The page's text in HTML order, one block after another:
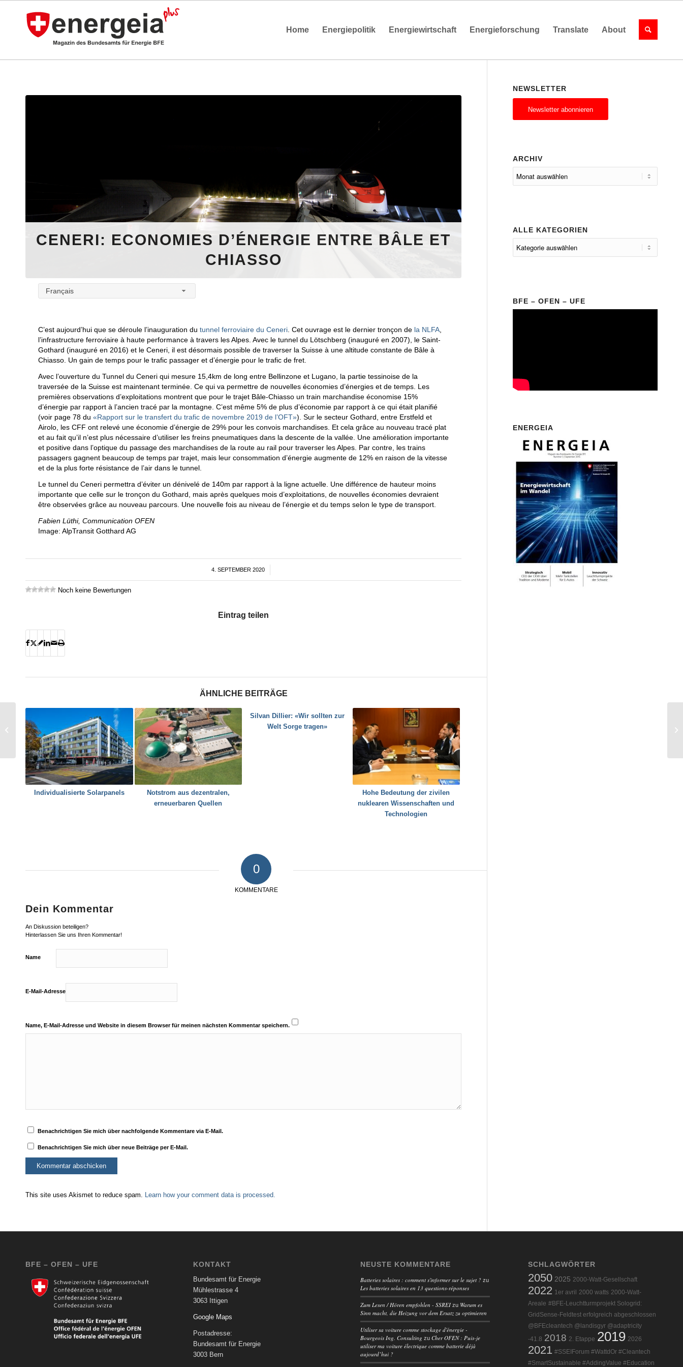
Home Energiepolitik Energiewirtschaft Energieforschung Translate About
CENERI: ECONOMIES D’ÉNERGIE ENTRE BÂLE ET
CHIASSO
Français
C’est aujourd’hui que se déroule l’inauguration du tunnel ferroviaire du Ceneri. Cet ouvrage est le dernier tronçon de la NLFA,
l’infrastructure ferroviaire à haute performance à travers les Alpes. Avec le tunnel du Lötschberg (inauguré en 2007), le Saint-
Gothard (inauguré en 2016) et le Ceneri, il est désormais possible de traverser la Suisse à une altitude constante de Bâle à
Chiasso. Un gain de temps pour le trafic passager et d’énergie pour le trafic de fret.
Avec l’ouverture du Tunnel du Ceneri qui mesure 15,4km de long entre Bellinzone et Lugano, la partie tessinoise de la
traversée de la Suisse est maintenant terminée. Ce qui va permettre de nouvelles économies d’énergies et de temps. Les
premières observations d’exploitations montrent que pour le trajet Bâle-Chiasso un train marchandise économise 15%
d’énergie par rapport à l’ancien tracé par la montagne. C’est même 5% de plus d’économie par rapport à ce qui était planifié
(voir page 78 du «Rapport sur le transfert du trafic de novembre 2019 de l’OFT»). Sur le secteur Gothard, entre Erstfeld et
Airolo, les CFF ont relevé une économie d’énergie de 29% pour les convois marchandises. Et cela grâce au nouveau tracé plat
et au fait qu’il n’est plus nécessaire d’utiliser les freins pneumatiques dans la descente de la vallée. Une amélioration importante
et positive dans l’optique du passage des marchandises de la route au rail pour traverser les Alpes. Par contre, les trains
passagers gagnent beaucoup de temps par trajet, mais leur consommation d’énergie augmente de 12% en raison de la vitesse
et de la plus forte résistance de l’air dans le tunnel.
Le tunnel du Ceneri permettra d’éviter un dénivelé de 140m par rapport à la ligne actuelle. Une différence de hauteur moins
importante que celle sur le tronçon du Gothard, mais après quelques mois d’exploitations, de nouvelles économies devraient
être observées grâce au nouveau parcours. Une nouvelle fois au niveau de l’énergie et du temps selon le type de transport.
Fabien Lüthi, Communication OFEN
Image: AlpTransit Gotthard AG
4. SEPTEMBER 2020
/
Noch keine Bewertungen
Eintrag teilen
ÄHNLICHE BEITRÄGE
Individualisierte Solarpanels
Notstrom aus dezentralen,
erneuerbaren Quellen
Silvan Dillier: «Wir sollten zur
Welt Sorge tragen»
Hohe Bedeutung der zivilen
nuklearen Wissenschaften und
Technologien
0
KOMMENTARE
Dein Kommentar
An Diskussion beteiligen?
Hinterlassen Sie uns Ihren Kommentar!
Name
E-Mail-Adresse
Name, E-Mail-Adresse und Website in diesem Browser für meinen nächsten Kommentar speichern.
Benachrichtigen Sie mich über nachfolgende Kommentare via E-Mail.
Benachrichtigen Sie mich über neue Beiträge per E-Mail.
This site uses Akismet to reduce spam. Learn how your comment data is processed.
NEWSLETTER
Newsletter abonnieren
ARCHIV
ALLE KATEGORIEN
BFE – OFEN – UFE
ENERGEIA
BFE – OFEN – UFE KONTAKT
Bundesamt für Energie
Mühlestrasse 4
3063 Ittigen
Google Maps
Postadresse:
Bundesamt für Energie
3003 Bern
NEUSTE KOMMENTARE
Batteries solaires : comment s'informer sur le sujet ? zu
Les batteries solaires en 13 questions-réponses
Zum Lesen / Hören empfohlen - SSREI zu Warum es
Sinn macht, die Heizung vor dem Ersatz zu optimieren
Utiliser sa voiture comme stockage d'énergie -
Bourgeois Ing. Consulting zuCher OFEN : Puis-je
utiliser ma voiture électrique comme batterie déjà
aujourd’hui ?
SCHLAGWÖRTER
2050 2025 2000-Watt-Gesellschaft
2022 1er avril 2000 watts 2000-Watt-
Areale #BFE-Leuchtturmprojekt Sologrid:
GridSense-Feldtest erfolgreich abgeschlossen
@BFEcleantech @landisgyr @adaptricity
-41.8 2018 2. Etappe 2019 2026
2021 #SSEIForum #WattdOr #Cleantech
#SmartSustainable #AddingValue #Education
lokale Strommarkt
funktioniert und wo
seine...